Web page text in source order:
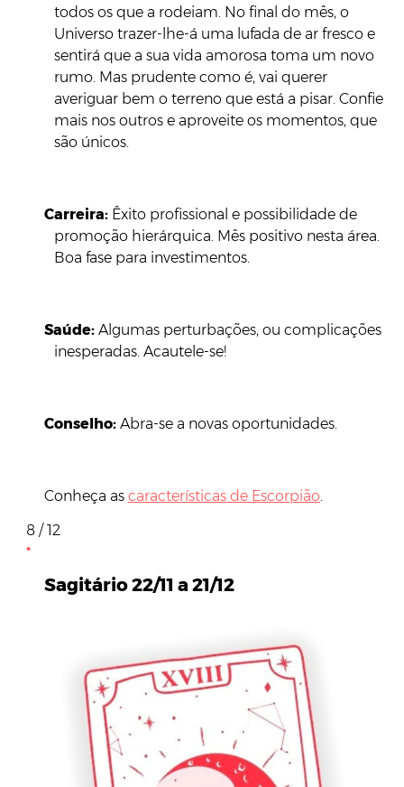
todos os que a rodeiam. No final do mês, o
Universo trazer-lhe-á uma lufada de ar fresco e
sentirá que a sua vida amorosa toma um novo
rumo. Mas prudente como é, vai querer
averiguar bem o terreno que está a pisar. Confie
mais nos outros e aproveite os momentos, que
são únicos.
Carreira: Êxito profissional e possibilidade de
promoção hierárquica. Mês positivo nesta área.
Boa fase para investimentos.
Saúde:Algumas perturbações, ou complicações
inesperadas. Acautele-se!
Conselho: Abra-se a novas oportunidades.
Conheça as características de Escorpião
8 / 12
Sagitário 22/11 a 21/12